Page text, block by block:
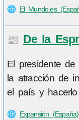
🌐 El Mundo.es
📰 De la
El presidente
la atracción de
el país y
🌐 Expansión (España)